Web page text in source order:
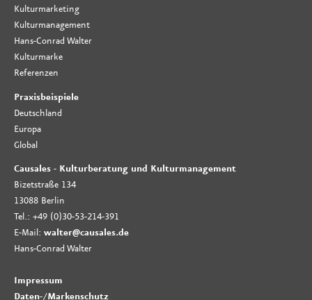
Kulturmarketing
Kulturmanagement
Hans-Conrad Walter
Kulturmarke
Referenzen
Praxisbeispiele
Deutschland
Europa
Global
Causales - Kulturberatung und Kulturmanagement
Bizetstraße 134
13088 Berlin
Tel.: +49 (0)30-53-214-391
E-Mail: walter@causales.de
Hans-Conrad Walter
Impressum
Daten-/Markenschutz